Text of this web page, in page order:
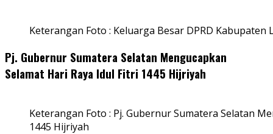
Keterangan Foto : Keluarga Besar DPRD
Pj. Gubernur Sumatera Selatan Mengucapkan
Selamat Hari Raya Idul Fitri 1445 Hijriyah
Keterangan Foto : Pj. Gubernur Sumatera Selatan
1445 Hijriyah